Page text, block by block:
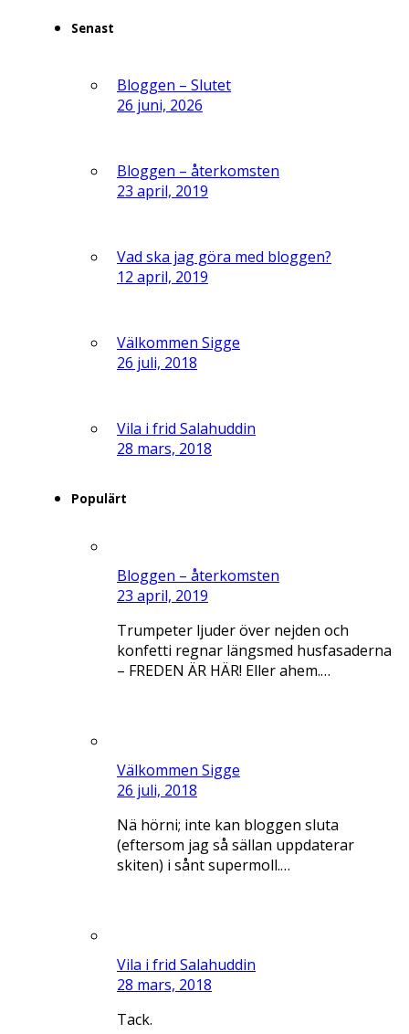
Senast
Bloggen – Slutet
26 juni, 2026
Bloggen – återkomsten
23 april, 2019
Vad ska jag göra med bloggen?
12 april, 2019
Välkommen Sigge
26 juli, 2018
Vila i frid Salahuddin
28 mars, 2018
Populärt
Bloggen – återkomsten
23 april, 2019
Trumpeter ljuder över nejden och
konfetti regnar längsmed husfasaderna
– FREDEN ÄR HÄR! Eller ahem.…
Välkommen Sigge
26 juli, 2018
Nä hörni; inte kan bloggen sluta
(eftersom jag så sällan uppdaterar
skiten) i sånt supermoll.…
Vila i frid Salahuddin
28 mars, 2018
Tack.